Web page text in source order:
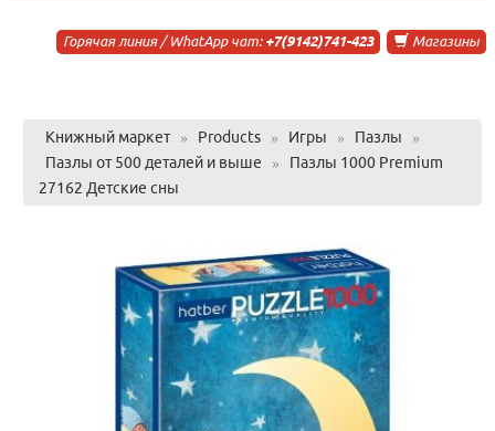
Магазины
Горячая линия / WhatApp чат: +7(9142)741-423
Книжный маркет » Products » Игры » Пазлы
»
Пазлы от 500 деталей и выше
»
Пазлы 1000 Premium
27162 Детские сны